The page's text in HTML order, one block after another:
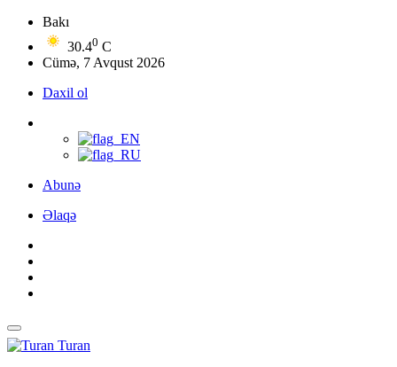
Bakı
30.40 C
Cümə, 7 Avqust 2026
Daxil ol
Abunə
Əlaqə
Turan